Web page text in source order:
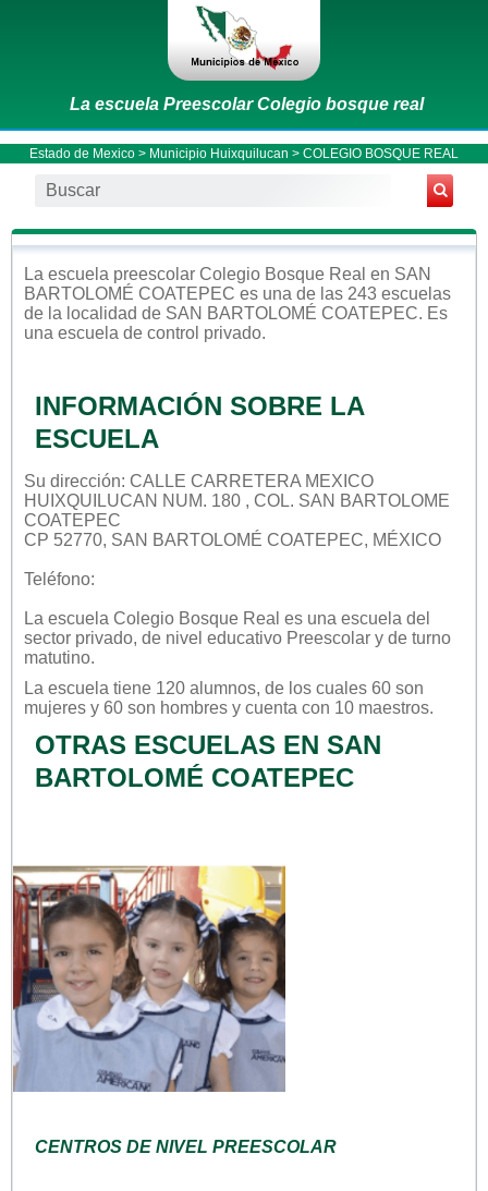
La escuela Preescolar Colegio bosque real
Estado de Mexico > Municipio Huixquilucan > COLEGIO BOSQUE REAL
La escuela preescolar Colegio Bosque Real en SAN
BARTOLOMÉ COATEPEC es una de las 243 escuelas
de la localidad de SAN BARTOLOMÉ COATEPEC. Es
una escuela de control privado.
INFORMACIÓN SOBRE LA
ESCUELA
Su dirección: CALLE CARRETERA MEXICO
HUIXQUILUCAN NUM. 180 , COL. SAN BARTOLOME
COATEPEC
CP 52770, SAN BARTOLOMÉ COATEPEC, MÉXICO
Teléfono:
La escuela Colegio Bosque Real es una escuela del
sector privado, de nivel educativo Preescolar y de turno
matutino.
La escuela tiene 120 alumnos, de los cuales 60 son
mujeres y 60 son hombres y cuenta con 10 maestros.
OTRAS ESCUELAS EN SAN
BARTOLOMÉ COATEPEC
CENTROS DE NIVEL PREESCOLAR